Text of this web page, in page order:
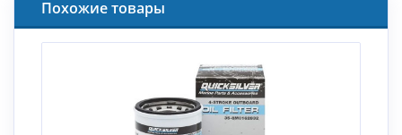
Похожие товары